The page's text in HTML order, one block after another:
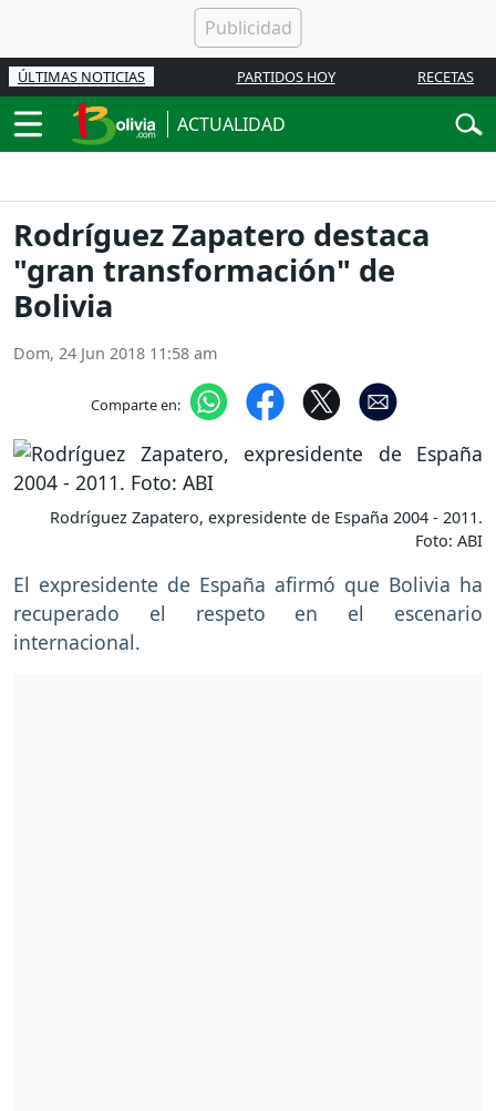
ÚLTIMAS NOTICIAS PARTIDOS HOY RECETAS
ACTUALIDAD
Rodríguez Zapatero destaca
"gran transformación" de
Bolivia
Dom, 24 Jun 2018 11:58 am
Comparte en:
Rodríguez Zapatero, expresidente de España 2004 - 2011.
Foto: ABI
El expresidente de España afirmó que Bolivia ha
recuperado el respeto en el escenario
internacional.